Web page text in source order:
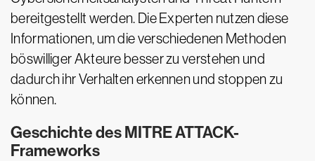
bereitgestellt werden. Die Experten nutzen diese
Informationen, um die verschiedenen Methoden
böswilliger Akteure besser zu verstehen und
dadurch ihr Verhalten erkennen und stoppen zu
können.
Geschichte des MITRE ATTACK-
Frameworks